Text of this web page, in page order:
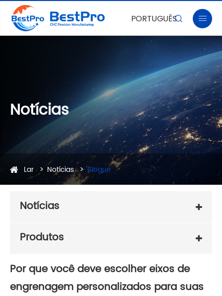
PORTUGUÊS 
Notícias
Lar Notícias Blogue
Notícias
Produtos
Por que você deve escolher eixos de
engrenagem personalizados para suas